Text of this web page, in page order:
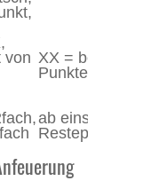
von XX =
Punktestand
ab einstelliger